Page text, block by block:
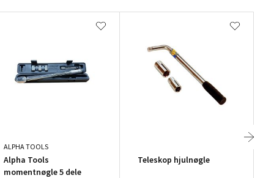
ALPHA TOOLS
Alpha Tools
momentnøgle 5 dele
Teleskop hjulnøgle